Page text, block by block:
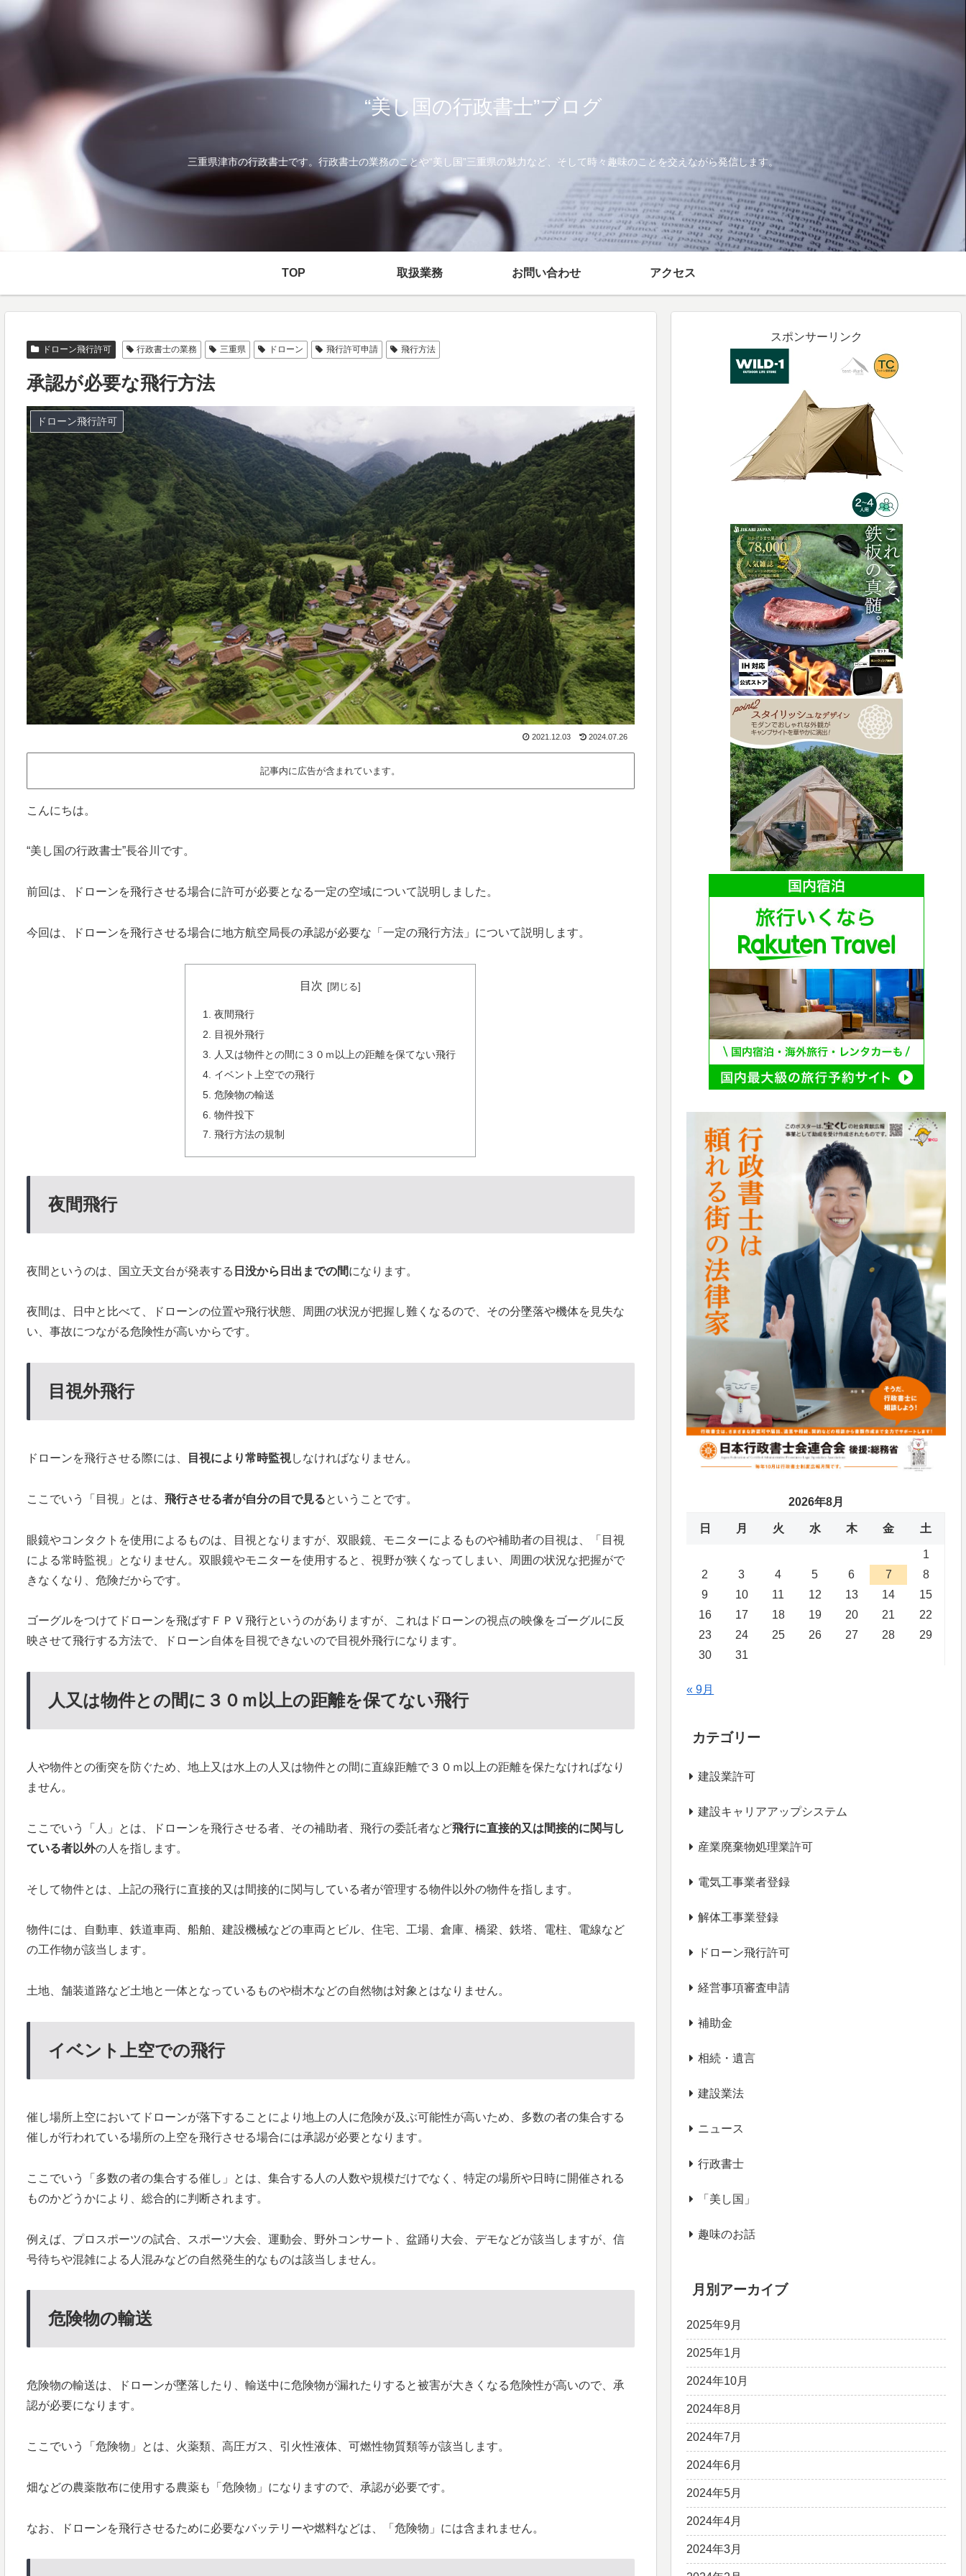
“美し国の行政書士”ブログ
三重県津市の行政書士です。行政書士の業務のことや“美し国”三重県の魅力など、そして時々趣味のことを交えながら発信します。
TOP 取扱業務 お問い合わせ アクセス
ドローン飛行許可 行政書士の業務 三重県 ドローン 飛行許可申請 飛行方法
承認が必要な飛行方法
ドローン飛行許可
2021.12.03 2024.07.26
記事内に広告が含まれています。
こんにちは。
“美し国の行政書士”長谷川です。
前回は、ドローンを飛行させる場合に許可が必要となる一定の空域について説明しました。
今回は、ドローンを飛行させる場合に地方航空局長の承認が必要な「一定の飛行方法」について説明します。
目次
夜間飛行
目視外飛行
人又は物件との間に３０ｍ以上の距離を保てない飛行
イベント上空での飛行
危険物の輸送
物件投下
飛行方法の規制
夜間飛行
夜間というのは、国立天文台が発表する 日没から日出までの間になります。
夜間は、日中と比べて、ドローンの位置や飛行状態、周囲の状況が把握し難くなるので、その分墜落や機体を見失な
い、事故につながる危険性が高いからです。
目視外飛行
ドローンを飛行させる際には、 目視により常時監視しなければなりません。
ここでいう「目視」とは、 飛行させる者が自分の目で見るということです。
眼鏡やコンタクトを使用によるものは、目視となりますが、双眼鏡、モニターによるものや補助者の目視は、「目視
による常時監視」となりません。双眼鏡やモニターを使用すると、視野が狭くなってしまい、周囲の状況な把握がで
きなくなり、危険だからです。
ゴーグルをつけてドローンを飛ばすＦＰＶ飛行というのがありますが、これはドローンの視点の映像をゴーグルに反
映させて飛行する方法で、ドローン自体を目視できないので目視外飛行になります。
人又は物件との間に３０ｍ以上の距離を保てない飛行
人や物件との衝突を防ぐため、地上又は水上の人又は物件との間に直線距離で３０ｍ以上の距離を保たなければなり
ません。
ここでいう「人」とは、ドローンを飛行させる者、その補助者、飛行の委託者など飛行に直接的又は間接的に関与し
ている者以外の人を指します。
そして物件とは、上記の飛行に直接的又は間接的に関与している者が管理する物件以外の物件を指します。
物件には、自動車、鉄道車両、船舶、建設機械などの車両とビル、住宅、工場、倉庫、橋梁、鉄塔、電柱、電線など
の工作物が該当します。
土地、舗装道路など土地と一体となっているものや樹木などの自然物は対象とはなりません。
イベント上空での飛行
催し場所上空においてドローンが落下することにより地上の人に危険が及ぶ可能性が高いため、多数の者の集合する
催しが行われている場所の上空を飛行させる場合には承認が必要となります。
ここでいう「多数の者の集合する催し」とは、集合する人の人数や規模だけでなく、特定の場所や日時に開催される
ものかどうかにより、総合的に判断されます。
例えば、プロスポーツの試合、スポーツ大会、運動会、野外コンサート、盆踊り大会、デモなどが該当しますが、信
号待ちや混雑による人混みなどの自然発生的なものは該当しません。
危険物の輸送
危険物の輸送は、ドローンが墜落したり、輸送中に危険物が漏れたりすると被害が大きくなる危険性が高いので、承
認が必要になります。
ここでいう「危険物」とは、火薬類、高圧ガス、引火性液体、可燃性物質類等が該当します。
畑などの農薬散布に使用する農薬も「危険物」になりますので、承認が必要です。
なお、ドローンを飛行させるために必要なバッテリーや燃料などは、「危険物」には含まれません。
スポンサーリンク
2026年8月
日 月 火 水 木 金 土
1
2
3 4 5 6 7
8
9
10 11 12 13 14
15
16
17 18 19 20 21
22
23
24 25 26 27 28
29
30
31
« 9月
カテゴリー
建設業許可
建設キャリアアップシステム
産業廃棄物処理業許可
電気工事業者登録
解体工事業登録
ドローン飛行許可
経営事項審査申請
補助金
相続・遺言
建設業法
ニュース
行政書士
「美し国」
趣味のお話
月別アーカイブ
2025年9月
2025年1月
2024年10月
2024年8月
2024年7月
2024年6月
2024年5月
2024年4月
2024年3月